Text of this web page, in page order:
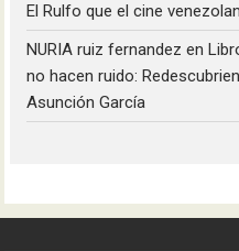
El Rulfo que el cine
NURIA ruiz fernandez en
no hacen ruido:
Asunción García